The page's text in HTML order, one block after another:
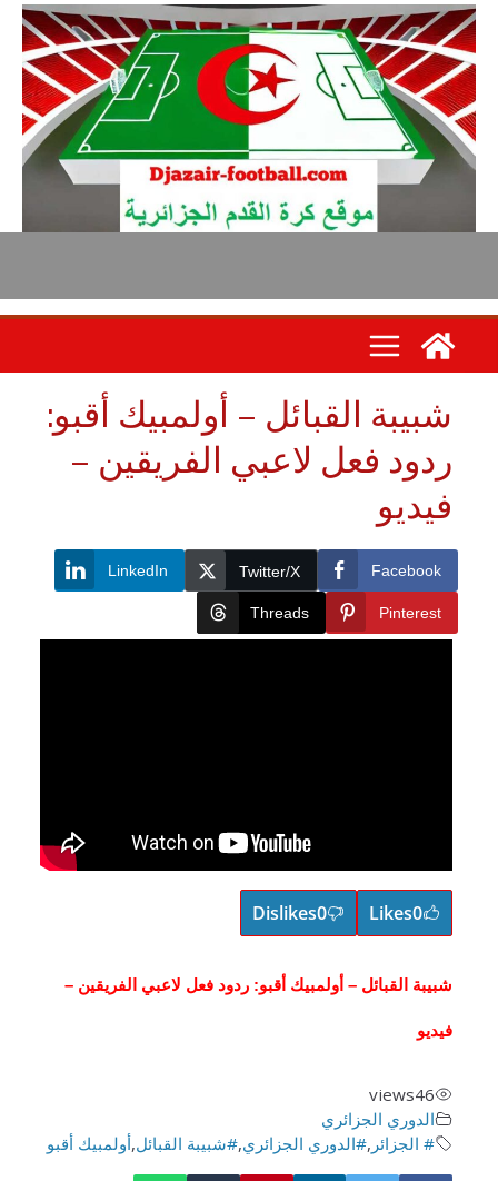
القبائل – أولمبيك أقبو:
فعل لاعبي الفريقين –
Twitter/X
LinkedIn
Threads
Likes
0
Dislikes
القبائل – أولمبيك أقبو: ردود فعل لاعبي الفريقين –
views
الدوري الجزائري
# الجزائر,#الدوري الجزائري,#شبيبة القبائل,أولمبيك أقبو